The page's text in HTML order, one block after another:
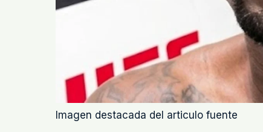
Imagen destacada del articulo fuente